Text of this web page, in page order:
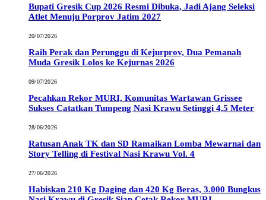
Bupati Gresik Cup 2026 Resmi Dibuka, Jadi Ajang Seleksi
Atlet Menuju Porprov Jatim 2027
20/07/2026
Raih Perak dan Perunggu di Kejurprov, Dua Pemanah
Muda Gresik Lolos ke Kejurnas 2026
09/07/2026
Pecahkan Rekor MURI, Komunitas Wartawan Grissee
Sukses Catatkan Tumpeng Nasi Krawu Setinggi 4,5 Meter
28/06/2026
Ratusan Anak TK dan SD Ramaikan Lomba Mewarnai dan
Story Telling di Festival Nasi Krawu Vol. 4
27/06/2026
Habiskan 210 Kg Daging dan 420 Kg Beras, 3.000 Bungkus